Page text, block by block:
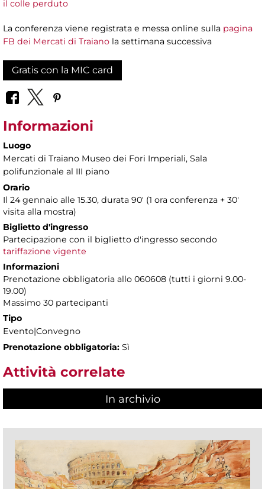
il colle perduto
La conferenza viene registrata e messa online sulla pagina
FB dei Mercati di Traiano la settimana successiva
Gratis con la MIC card
Informazioni
Luogo
Mercati di Traiano Museo dei Fori Imperiali, Sala
polifunzionale al III piano
Orario
Il 24 gennaio alle 15.30, durata 90' (1 ora conferenza + 30'
visita alla mostra)
Biglietto d'ingresso
Partecipazione con il biglietto d'ingresso secondo
tariffazione vigente
Informazioni
Prenotazione obbligatoria allo 060608 (tutti i giorni 9.00-
19.00)
Massimo 30 partecipanti
Tipo
Evento|Convegno
Prenotazione obbligatoria: Sì
Attività correlate
In archivio